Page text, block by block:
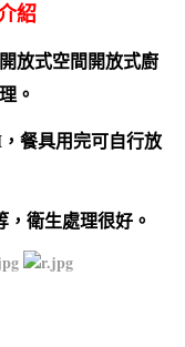
紹
放式空間開放式廚
。
餐具用完可自行放
衛生處理很好。